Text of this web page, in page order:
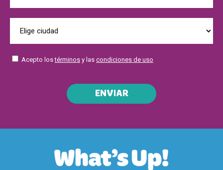
Acepto lostérminos y las condiciones de uso
ENVIAR